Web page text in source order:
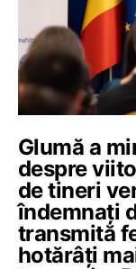
Glumă a
despre
de tineri
îndemnați
transmită
hotărâți